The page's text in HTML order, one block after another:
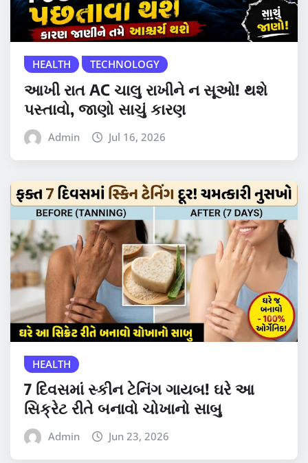
HEALTH TECHNOLOGY
આખી રાત AC ચાલુ રાખીને ન સૂઓ! થશે
પસ્તાવો, જાણો સાચું કારણ
Admin Jul 16, 2026
HEALTH
7 દિવસમાં સ્કીન ટેનિંગ ગાયબ! ઘરે આ
સિક્રેટ રીતે બનાવો ચોખાનો સાબુ
Admin Jun 23, 2026